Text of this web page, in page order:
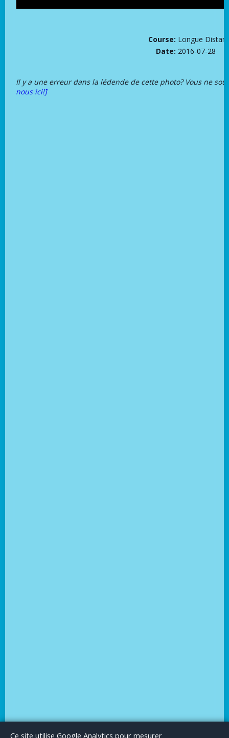
Course: Longue
Date: 2016-07-28
Il y a une erreur dans la lédende de cette photo? Vous ne
nous ici!]
Le BlogPublicité Articles invitésMentions Légales
Ce site utilise Google Analytics pour mesurer